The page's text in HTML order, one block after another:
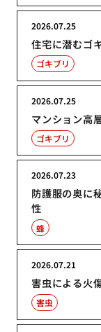
住宅に潜むゴ
2026.07.25
ゴキブリ
マンション高
2026.07.25
ゴキブリ
防護服の奥に
性
2026.07.23
蜂
害虫による火
2026.07.21
害虫